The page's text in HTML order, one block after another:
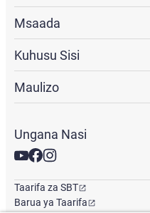
Msaada
Kuhusu Sisi
Maulizo
Ungana Nasi
Taarifa za SBT
Barua ya Taarifa